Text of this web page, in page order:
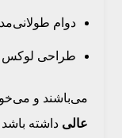
دوام
طراحی لوکس
می‌باشند و
عالی داشته